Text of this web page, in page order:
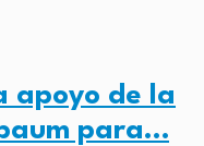
apoyo de la
para…